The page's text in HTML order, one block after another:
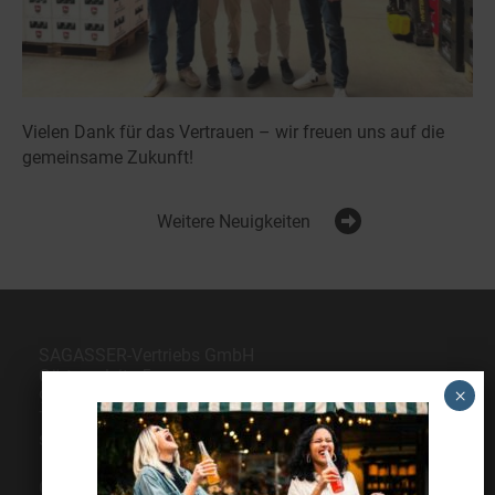
Vielen Dank für das Vertrauen – wir freuen uns auf die
gemeinsame Zukunft!
Weitere Neuigkeiten
Gärtnersleite 5
Telefon09561 6490-0
servus@sagasser.de
Gastro / Großhandel